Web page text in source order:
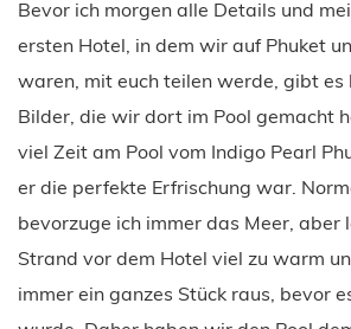
Bevor ich morgen alle Details und
ersten Hotel, in dem wir auf Phuket
waren, mit euch teilen werde, gibt es
Bilder, die wir dort im Pool gemacht
viel Zeit am Pool vom Indigo Pearl
er die perfekte Erfrischung war.
bevorzuge ich immer das Meer, aber
Strand vor dem Hotel viel zu warm
immer ein ganzes Stück raus, bevor